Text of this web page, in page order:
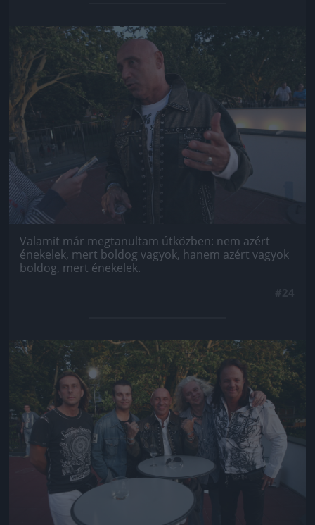
Jön még kép!
Valamit már megtanultam útközben: nem azért
énekelek, mert boldog vagyok, hanem azért vagyok
boldog, mert énekelek.
Jön még kép!